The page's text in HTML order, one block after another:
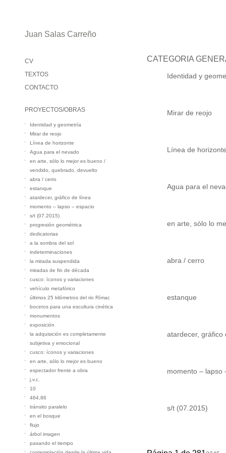
Juan Salas Carreño
CV
TEXTOS
CONTACTO
PROYECTOS/OBRAS
Identidad y geometría
Mirar de reojo
Línea de horizonte
Agua para el nevado
en arte, sólo lo mejor es bueno /
vendido, quebrado, devuelto
abra / cerro
estanque
atardecer, gráfico de línea
momento – lapso – espacio
s/t (07.2015)
progresión geométrica
dedicatorias
a la sombra del sol
indeterminaciones
la mirada suspendida
miradas de fin de década
cusco: íconos y variaciones
vehículo metafórico
últimos 25 kilómetros del rio Rímac
bocetos para una escultura cinética
monumentos
exposición
la adquisición es completamente
subjetiva y emocional
cusco: íconos y variaciones
en arte, sólo lo mejor es bueno
espectador frente a obra
j.v.c.
10
464,86
tránsito paralelo
en el bosque
flujo
árbol imagen
pasando el tiempo
CATEGORIA
Identidad y
Mirar de reojo
Línea de
Agua para el
en arte, sólo lo
abra / cerro
estanque
atardecer, gráfico
momento – lapso
s/t (07.2015)